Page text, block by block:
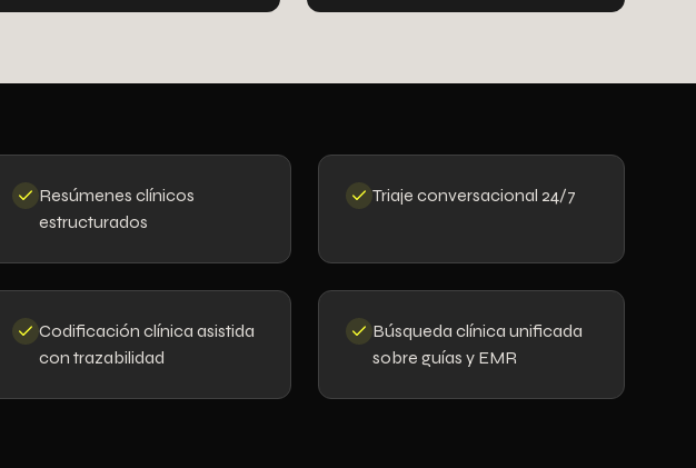
Resúmenes clínicos
estructurados
Triaje conversacional 24/7
Codificación clínica asistida
con trazabilidad
Búsqueda clínica unificada
sobre guías y EMR